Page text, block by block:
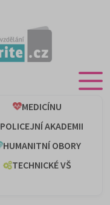
MEDICÍNU
POLICEJNÍ AKADEMII
HUMANITNÍ OBORY
TECHNICKÉ VŠ